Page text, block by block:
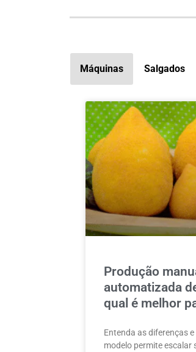
Máquinas Salgados
Produção
automatizada
qual é melhor
Entenda as diferenças e
modelo permite escalar